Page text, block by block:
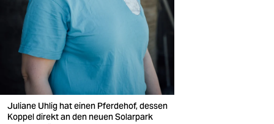
Juliane Uhlig hat einen Pferdehof, dessen
Koppel direkt an den neuen Solarpark